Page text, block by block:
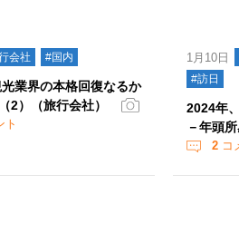
会社 #国内
業界の本格回復なるか
2）（旅行会社）
ト
1月10日
#訪日
2024年
－年頭
2 コ